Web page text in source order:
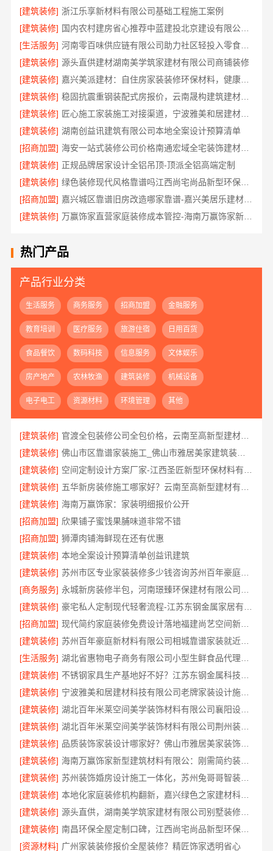
[建筑装修] 浙江乐享新材料有限公司基础工程施工案例
[建筑装修]
国内农村建房省心推荐中蓝建投北京建设有限公司四川
[生活服务]
河南零百味供应链有限公司助力社区轻投入零食低风险
[建筑装修] 源头直供建材湖南美学筑家建材有限公司商铺装修
[建筑装修]
嘉兴美派建材：自住房家装装修环保材料，健康居家首选
[建筑装修]
稳固抗震重钢装配式房报价，云南晟构建筑建材有限公司
[建筑装修]
匠心施工家装施工对接渠道，宁波雅美和居建材科技有限公司
[建筑装修] 湖南创益讯建筑有限公司本地全案设计预算清单
[招商加盟]
海安一站式装修公司价格南通宏域全宅装饰建材有限公司
[建筑装修] 正规品牌居家设计全铝吊顶-顶派全铝高端定制
[建筑装修]
绿色装修现代风格靠谱吗江西尚宅尚品新型环保材料有限公司
[招商加盟]
嘉兴城区靠谱旧房改造哪家靠谱-嘉兴美居乐建材科技有限公司
[建筑装修]
万赢饰家直营家庭装修成本管控-海南万赢饰家新型建筑材料有限公司
热门产品
产品行业分类
生活服务 商务服务 招商加盟 金融服务
教育培训 医疗服务 旅游住宿 日用百货
食品餐饮 数码科技 信息服务 文体娱乐
房产地产 农林牧渔 建筑装修 机械设备
电子电工 资源材料 环境管理 其他
[建筑装修]
官渡全包装修公司全包价格，云南至高新型建材有限公司性价比高
[建筑装修]
佛山市区靠谱家装施工_佛山市雅居美家建筑装饰工程有限公司
[建筑装修]
[建筑装修]
[建筑装修] 海南万赢饰家：家装明细报价公开
[招商加盟] 欣果铺子蜜饯果脯味道非常不错
[招商加盟] 狮潭肉铺海鲜现在还有优惠
[建筑装修] 本地全案设计预算清单创益讯建筑
[建筑装修]
苏州市区专业家装装修多少钱咨询苏州百年豪庭新材料有限公司
[商务服务]
[建筑装修]
[招商加盟]
现代简约家庭装修免费设计落地福建尚艺空间新材料科技有限公司
[建筑装修]
苏州百年豪庭新材料有限公司相城靠谱家装就近服务
[生活服务]
[建筑装修]
[建筑装修]
宁波雅美和居建材科技有限公司老牌家装设计施工对接渠道
[建筑装修]
湖北百年米莱空间美学装饰材料有限公司襄阳设计装修轻奢风
[建筑装修]
湖北百年米莱空间美学装饰材料有限公司荆州装修公司婚房
[建筑装修]
品质装饰家装设计哪家好？佛山市雅居美家装饰源头直供品质优
[建筑装修]
海南万赢饰家新型建筑材料有限公：刚需简约装修工期提速
[建筑装修]
苏州装饰婚房设计施工一体化，苏州兔哥哥智装新材料有限公司专业打造
[建筑装修]
本地化家庭装修机构翻新，嘉兴绿色之家建材科技有限公司
[建筑装修]
源头直供，湖南美学筑家建材有限公司别墅装修精选
[建筑装修]
南昌环保全屋定制口碑，江西尚宅尚品新型环保材料有限公司
[资源材料] 广州家装装修报价全屋装修？精匠饰家透明省心